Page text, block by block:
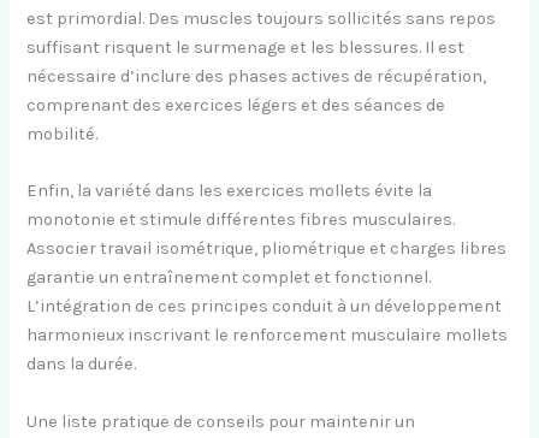
est primordial. Des muscles toujours sollicités sans repos
suffisant risquent le surmenage et les blessures. Il est
nécessaire d’inclure des phases actives de récupération,
comprenant des exercices légers et des séances de
mobilité.
Enfin, la variété dans les exercices mollets évite la
monotonie et stimule différentes fibres musculaires.
Associer travail isométrique, pliométrique et charges libres
garantie un entraînement complet et fonctionnel.
L’intégration de ces principes conduit à un développement
harmonieux inscrivant le renforcement musculaire mollets
dans la durée.
Une liste pratique de conseils pour maintenir un